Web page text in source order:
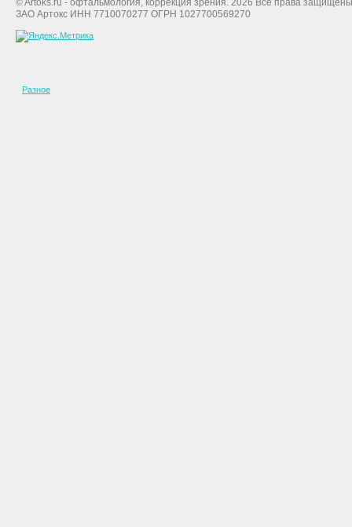
© Artoks.ru - офтальмология, коррекция зрения. 2026 Все права
ЗАО Артокс ИНН 7710070277 ОГРН 1027700569270
Разное